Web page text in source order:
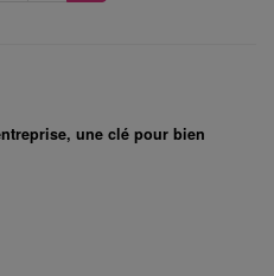
une clé pour bien